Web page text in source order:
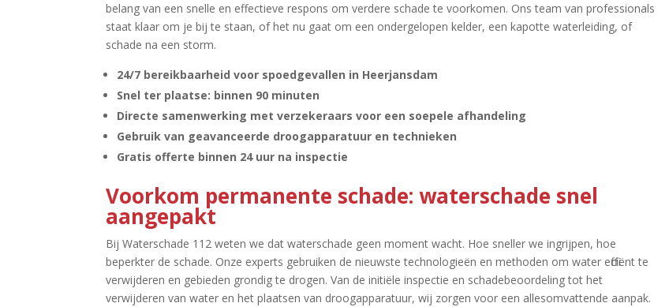
belang van een snelle en effectieve respons om verdere schade te voorkomen.​ Ons team van professionals
staat klaar om je bij te staan, of het nu gaat om een ondergelopen kelder, een kapotte waterleiding, of
schade na een storm.​
24/7 bereikbaarheid voor spoedgevallen in Heerjansdam
Snel ter plaatse: binnen 90 minuten
Directe samenwerking met verzekeraars voor een soepele afhandeling
Gebruik van geavanceerde droogapparatuur en technieken
Gratis offerte binnen 24 uur na inspectie
Voorkom permanente schade: waterschade snel
aangepakt
Bij Waterschade 112 weten we dat waterschade geen moment wacht.​ Hoe sneller we ingrijpen, hoe
beperkter de schade.​ Onze experts gebruiken de nieuwste technologieën en methoden om water efficiënt te
verwijderen en gebieden grondig te drogen.​ Van de initiële inspectie en schadebeoordeling tot het
verwijderen van water en het plaatsen van droogapparatuur, wij zorgen voor een allesomvattende aanpak.​